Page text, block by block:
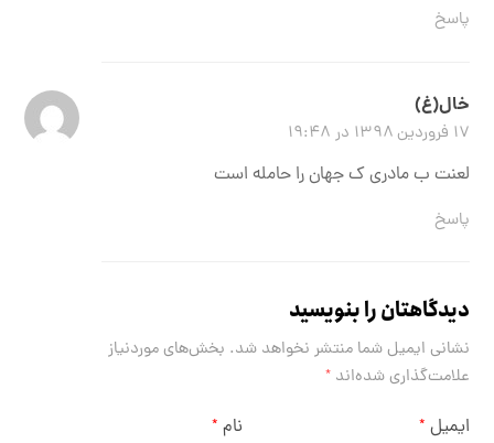
پاسخ
خال(غ)
۱۷ فروردین ۱۳۹۸ در ۱۹:۴۸
لعنت ب مادری ک جهان را حامله است
پاسخ
دیدگاهتان را بنویسید
نشانی ایمیل شما منتشر نخواهد شد. بخش‌های موردنیاز
علامت‌گذاری شده‌اند*
نام * ایمیل *